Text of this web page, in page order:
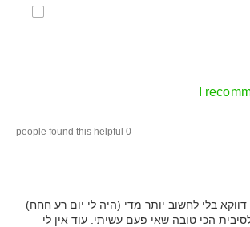
I
0 people found this helpful
בלי לחשוב יותר מדי (היה לי יום רע חחח)
הכי טובה שאי פעם עשיתי. עוד אין לי